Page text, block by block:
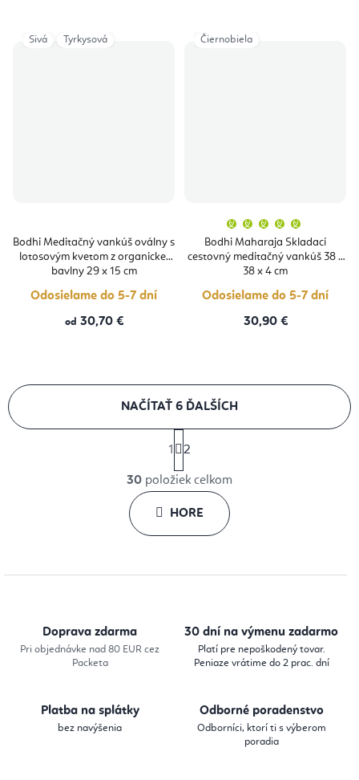
Bodhi Meditačný vankúš oválny s
lotosovým kvetom z organickej
bavlny 29 x 15 cm
Odosielame do 5-7 dní
od 30,70 €
Sivá Tyrkysová
Bodhi Maharaja Skladací
cestovný meditačný vankúš 38 x
38 x 4 cm
produktu
je
5,0
Odosielame do 5-7 dní
30,90 €
Čiernobiela
O
v
l
á
NAČÍTAŤ 6 ĎALŠÍCH
t
r
á
n
k
v
1 2
30 položiek celkom
HORE
Doprava zdarma
Pri objednávke nad 80 EUR cez
Packeta
30 dní na výmenu zadarmo
Platí pre nepoškodený tovar.
Peniaze vrátime do 2 prac. dní
Platba na splátky
bez navýšenia
Odborné poradenstvo
Odborníci, ktorí ti s výberom
poradia